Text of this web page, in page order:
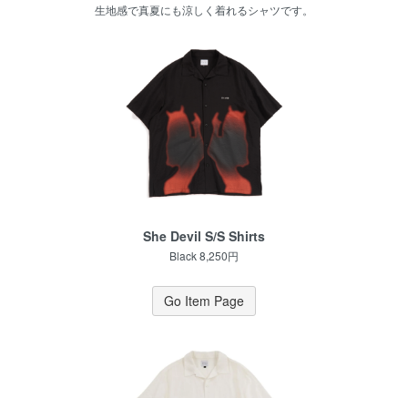
生地感で真夏にも涼しく着れるシャツです。
She Devil S/S Shirts
Black 8,250円
Go Item Page